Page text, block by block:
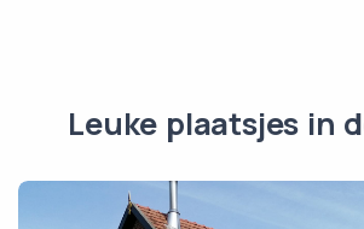
Leuke plaatsjes in